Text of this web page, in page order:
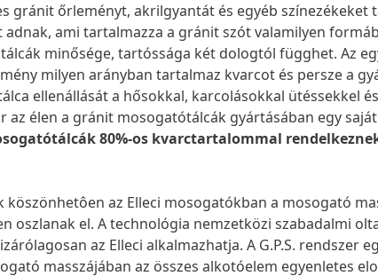
gránit őrleményt, akrilgyantát és egyéb színezékeket
ami tartalmazza a gránit szót valamilyen
minősége, tartóssága két dologtól függhet. Az
milyen arányban tartalmaz kvarcot és persze a
ellenállását a hősokkal, karcolásokkal ütéssekkel
az élen a gránit mosogatótálcák gyártásában egy
80%-os kvarctartalommal
köszönhetôen az Elleci mosogatókban a mosogató
oszlanak el. A technológia nemzetközi szabadalmi
az Elleci alkalmazhatja. A G.P.S. rendszer
masszájában az összes alkotóelem egyenletes